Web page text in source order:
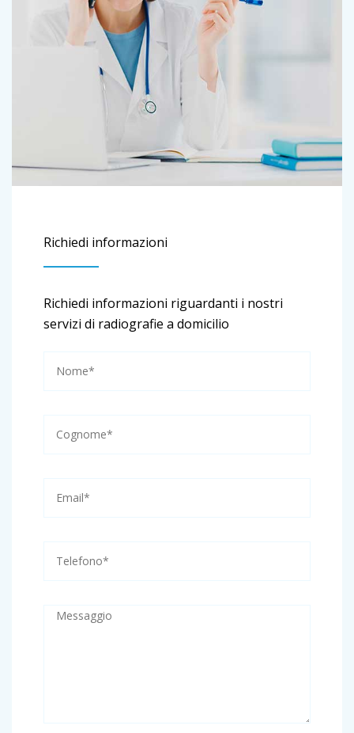
Richiedi informazioni
Richiedi informazioni riguardanti i nostri
servizi di radiografie a domicilio